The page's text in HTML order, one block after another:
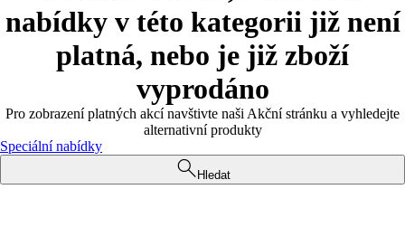
nabídky v této kategorii již není
platná, nebo je již zboží
vyprodáno
Pro zobrazení platných akcí navštivte naši Akční stránku a vyhledejte
alternativní produkty
Speciální nabídky
Hledat